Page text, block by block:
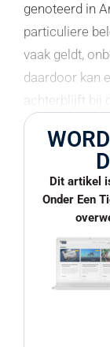
genoteerd in
particuliere
vaak geldt,
daardoor kan
achterblijft bij
Dit artikel
Onder Een